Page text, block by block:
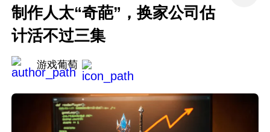
制作人太“奇葩”，换家公司估
计活不过三集
游戏葡萄